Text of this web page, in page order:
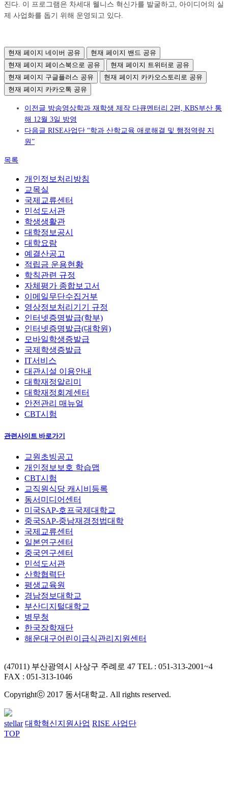
진다. 이 프로그램은 차세대 웰니스 혁신가를 발굴하고, 아이디어의 실
제 사업화를 돕기 위해 운영되고 있다.
현재 페이지 네이버 공유
현재 페이지 밴드 공유
현재 페이지 페이스북으로 공유
현재 페이지 트위터로 공유
현재 페이지 구글플러스 공유
현재 페이지 카카오스토리로 공유
현재 페이지 카카오톡 공유
이전글 방송영상학과 재학생 제작 다큐멘터리 2편, KBS부산 통
해 12월 3일 방영
다음글 RISE사업단 “학과 산학교육 애로해결 및 행정역량 지
원”
목록
개인정보처리방침
교목실
국제교류센터
민석도서관
학생생활관
대학정보공시
대학요람
예결산공고
적립금 운용현황
학칙관련 규정
자체평가 종합보고서
이메일무단수집거부
영상정보처리기기 규정
인터넷증명발급(학부)
인터넷증명발급(대학원)
모바일학생증발급
국제학생증발급
IT서비스
대관시설 이용안내
대학재정알리미
대학재정회계센터
안전관리 매뉴얼
CBT시험
관련사이트 바로가기
교원초빙공고
개인정보보호 학습맵
CBT시험
교직원식당 캐시비등록
동서미디어센터
미국SAP-호프국제대학교
중국SAP-중남재경정법대학
국제교류센터
일본연구센터
중국연구센터
민석도서관
산학협력단
평생교육원
경남정보대학교
부산디지털대학교
병무청
한국장학재단
해운대구어린이급식관리지원센터
(47011) 부산광역시 사상구 주례로 47 TEL : 051-313-2001~4
FAX : 051-313-1046
Copyrightⓒ 2017 동서대학교. All rights reserved.
stellar 대학혁신지원사업 RISE 사업단
TOP